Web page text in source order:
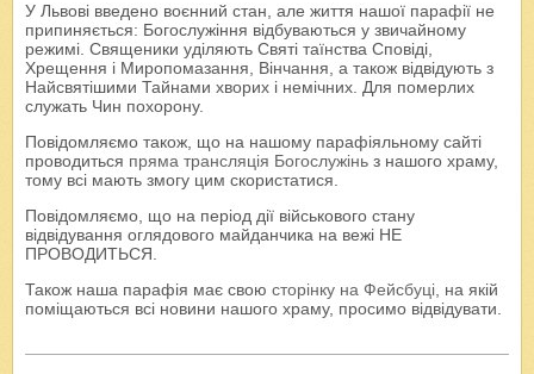
У Львові введено воєнний стан, але життя нашої парафії не
припиняється: Богослужіння відбуваються у звичайному
режимі. Священики уділяють Святі таїнства Сповіді,
Хрещення і Миропомазання, Вінчання, а також відвідують з
Найсвятішими Тайнами хворих і немічних. Для померлих
служать Чин похорону.
Повідомляємо також, що на нашому парафіяльному сайті
проводиться пряма трансляція Богослужінь з нашого храму,
тому всі мають змогу цим скористатися.
Повідомляємо, що на період дії військового стану
відвідування оглядового майданчика на вежі НЕ
ПРОВОДИТЬСЯ.
Також наша парафія має свою сторінку на Фейсбуці, на якій
поміщаються всі новини нашого храму, просимо відвідувати.